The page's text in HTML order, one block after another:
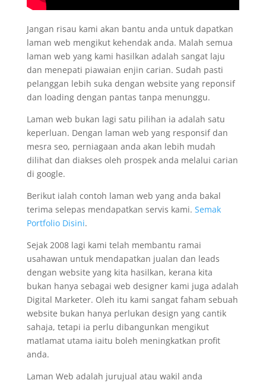
Jangan risau kami akan bantu anda untuk dapatkan
laman web mengikut kehendak anda. Malah semua
laman web yang kami hasilkan adalah sangat laju
dan menepati piawaian enjin carian. Sudah pasti
pelanggan lebih suka dengan website yang reponsif
dan loading dengan pantas tanpa menunggu.
Laman web bukan lagi satu pilihan ia adalah satu
keperluan. Dengan laman web yang responsif dan
mesra seo, perniagaan anda akan lebih mudah
dilihat dan diakses oleh prospek anda melalui carian
di google.
Berikut ialah contoh laman web yang anda bakal
terima selepas mendapatkan servis kami. Semak
Portfolio Disini.
Sejak 2008 lagi kami telah membantu ramai
usahawan untuk mendapatkan jualan dan leads
dengan website yang kita hasilkan, kerana kita
bukan hanya sebagai web designer kami juga adalah
Digital Marketer. Oleh itu kami sangat faham sebuah
website bukan hanya perlukan design yang cantik
sahaja, tetapi ia perlu dibangunkan mengikut
matlamat utama iaitu boleh meningkatkan profit
anda.
Laman Web adalah jurujual atau wakil anda